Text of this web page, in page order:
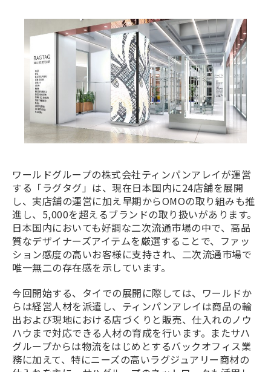
ワールドグループの株式会社ティンパンアレイが運営
する「ラグタグ」は、現在日本国内に24店舗を展開
し、実店舗の運営に加え早期からOMOの取り組みも推
進し、5,000を超えるブランドの取り扱いがあります。
日本国内においても好調な二次流通市場の中で、高品
質なデザイナーズアイテムを厳選することで、ファッ
ション感度の高いお客様に支持され、二次流通市場で
唯一無二の存在感を示しています。
今回開始する、タイでの展開に際しては、ワールドか
らは経営人材を派遣し、ティンパンアレイは商品の輸
出および現地における店づくりと販売、仕入れのノウ
ハウまで対応できる人材の育成を行います。またサハ
グループからは物流をはじめとするバックオフィス業
務に加えて、特にニーズの高いラグジュアリー商材の